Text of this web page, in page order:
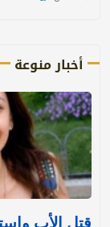
أخبار منوعة
قتل الأب